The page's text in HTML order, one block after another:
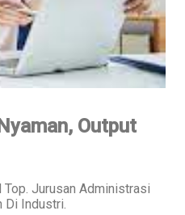
Output
Top. Jurusan Administrasi
Di Industri.